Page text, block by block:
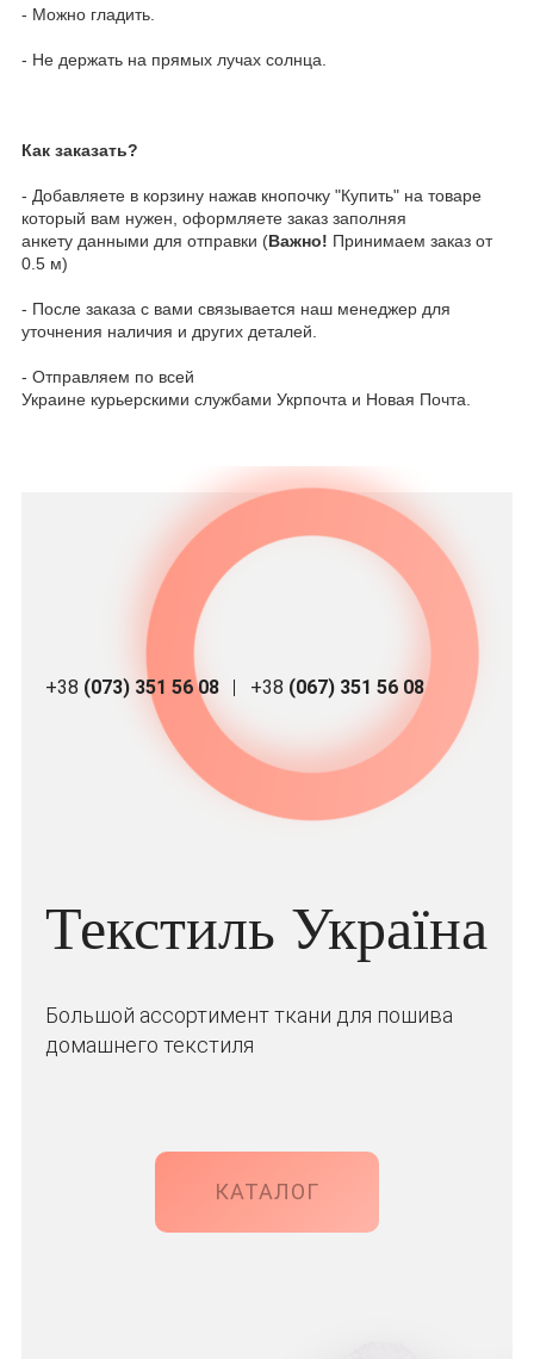
- Можно гладить.
- Не держать на прямых лучах солнца.
Как заказать?
- Добавляете в корзину нажав кнопочку "Купить" на товаре
который вам нужен, оформляете заказ заполняя
анкету данными для отправки (Важно! Принимаем заказ от
0.5 м)
- После заказа с вами связывается наш менеджер для
уточнения наличия и других деталей.
- Отправляем по всей
Украине курьерскими службами Укрпочта и Новая Почта.
+38 (073) 351 56 08 +38 (067) 351 56 08
Текстиль Україна
Большой ассортимент ткани для пошива
домашнего текстиля
КАТАЛОГ